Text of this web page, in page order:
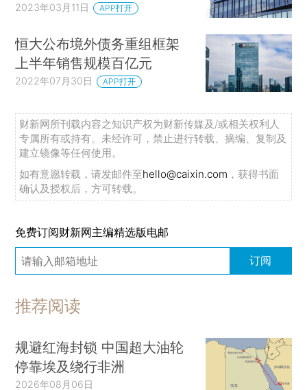
2023年03月11日 APP打开
恒大公布境外债务重组框架
上半年销售规模百亿元
2022年07月30日 APP打开
财新网所刊载内容之知识产权为财新传媒及/或相关权利人
专属所有或持有。未经许可，禁止进行转载、摘编、复制及
建立镜像等任何使用。
如有意愿转载，请发邮件至hello@caixin.com ，获得书面
确认及授权后，方可转载。
免费订阅财新网主编精选版电邮
订阅
推荐阅读
规避红海封锁 中国超大油轮
停靠埃及绕行非洲
2026年08月06日